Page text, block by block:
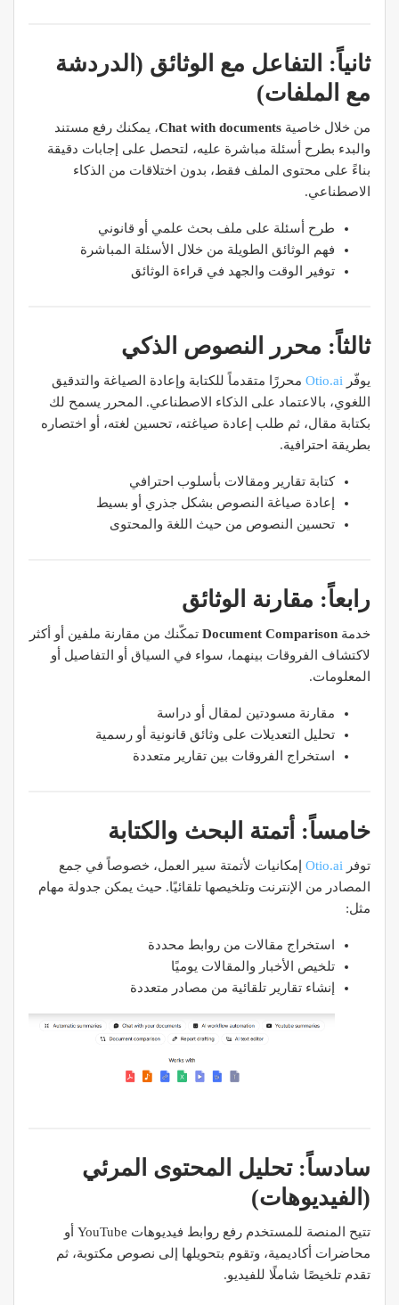
ثانياً: التفاعل مع الوثائق (الدردشة
مع الملفات)
من خلال خاصية Chat with documents، يمكنك رفع مستند
والبدء بطرح أسئلة مباشرة عليه، لتحصل على إجابات دقيقة
بناءً على محتوى الملف فقط، بدون اختلاقات من الذكاء
الاصطناعي.
طرح أسئلة على ملف بحث علمي أو قانوني
فهم الوثائق الطويلة من خلال الأسئلة المباشرة
توفير الوقت والجهد في قراءة الوثائق
ثالثاً: محرر النصوص الذكي
يوفّر Otio.ai محررًا متقدماً للكتابة وإعادة الصياغة والتدقيق
اللغوي، بالاعتماد على الذكاء الاصطناعي. المحرر يسمح لك
بكتابة مقال، ثم طلب إعادة صياغته، تحسين لغته، أو اختصاره
بطريقة احترافية.
كتابة تقارير ومقالات بأسلوب احترافي
إعادة صياغة النصوص بشكل جذري أو بسيط
تحسين النصوص من حيث اللغة والمحتوى
رابعاً: مقارنة الوثائق
خدمة Document Comparison تمكّنك من مقارنة ملفين أو أكثر
لاكتشاف الفروقات بينهما، سواء في السياق أو التفاصيل أو
المعلومات.
مقارنة مسودتين لمقال أو دراسة
تحليل التعديلات على وثائق قانونية أو رسمية
استخراج الفروقات بين تقارير متعددة
خامساً: أتمتة البحث والكتابة
توفر Otio.ai إمكانيات لأتمتة سير العمل، خصوصاً في جمع
المصادر من الإنترنت وتلخيصها تلقائيًا. حيث يمكن جدولة مهام
مثل:
استخراج مقالات من روابط محددة
تلخيص الأخبار والمقالات يوميًا
إنشاء تقارير تلقائية من مصادر متعددة
سادساً: تحليل المحتوى المرئي
(الفيديوهات)
تتيح المنصة للمستخدم رفع روابط فيديوهات YouTube أو
محاضرات أكاديمية، وتقوم بتحويلها إلى نصوص مكتوبة، ثم
تقدم تلخيصًا شاملًا للفيديو.